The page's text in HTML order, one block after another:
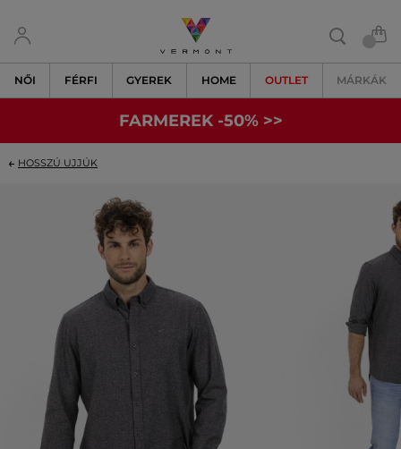
NŐI FÉRFI GYEREK HOME OUTLET MÁRKÁK
FARMEREK -50% >>
HOSSZÚ UJJÚK